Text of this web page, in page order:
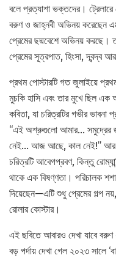
বলে প্রত্যাশা ভক্তদের। ট্রেলারে
বরুণ ও জাহ্নবী অভিনয় করেছেন
প্রেমের ছদ্মবেশে অভিনয় করছে।
প্রেমের সূত্রপাত, হিংসা, দ্বন্দ্ব
প্রথম পোস্টারটি গত জুলাইয়ে প্রথম
মুচকি হাসি এবং তার মুখে ছিল
কবিতা, যা চরিত্রটির গভীর
“এই অশ্রুগুলো আমার… সমুদ্রের
নেই… আজ আছে, কাল নেই!” আর এই
চরিত্রটি আবেগপ্রবণ, কিন্তু
থাকে এক বিষণ্ণতা। পরিচালক
দিয়েছেন—এটি শুধু প্রেমের গল্প
রোলার কোস্টার।
এই ছবিতে আবারও দেখা যাবে বরুণ
বড় পর্দায় দেখা গেল ২০২৩ সালে